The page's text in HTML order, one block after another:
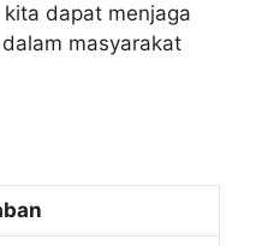
dapat menjaga
masyarakat